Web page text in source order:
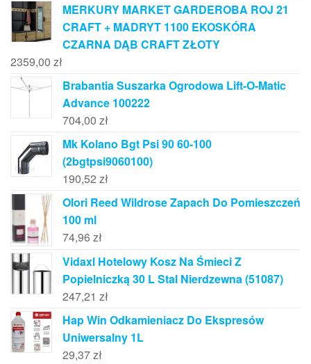
MERKURY MARKET GARDEROBA ROJ 21
CRAFT + MADRYT 1100 EKOSKÓRA
CZARNA DĄB CRAFT ZŁOTY
2359,00 zł
Brabantia Suszarka Ogrodowa Lift-O-Matic
Advance 100222
704,00 zł
Mk Kolano Bgt Psi 90 60-100
(2bgtpsi9060100)
190,52 zł
Olori Reed Wildrose Zapach Do Pomieszczeń
100 ml
74,96 zł
Vidaxl Hotelowy Kosz Na Śmieci Z
Popielniczką 30 L Stal Nierdzewna (51087)
247,21 zł
Hap Win Odkamieniacz Do Ekspresów
Uniwersalny 1L
29,37zł